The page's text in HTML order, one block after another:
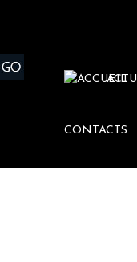
CONTACTS
IFTM